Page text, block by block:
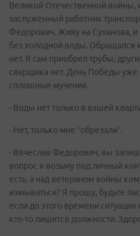
Великой Отечественной войны,
заслуженный работник
Федорович. Живу на Суханова,
без холодной воды. Обращался
нет. Я сам приобрел трубы,
сварщика нет. День Победы уже
сплошные мучения.
- Воды нет только в вашей
- Нет, только мне “обрезали”.
- Вячеслав Федорович, вы
вопрос я возьму под личный
есть, а над ветераном войны
измываться? Я прошу, будьте
если до этого времени
кто-то лишится должности.